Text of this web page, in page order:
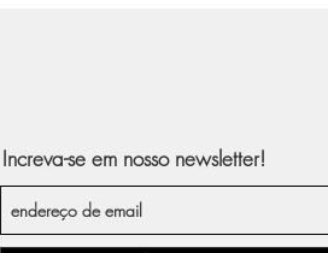
Increva-se em nosso newsletter!